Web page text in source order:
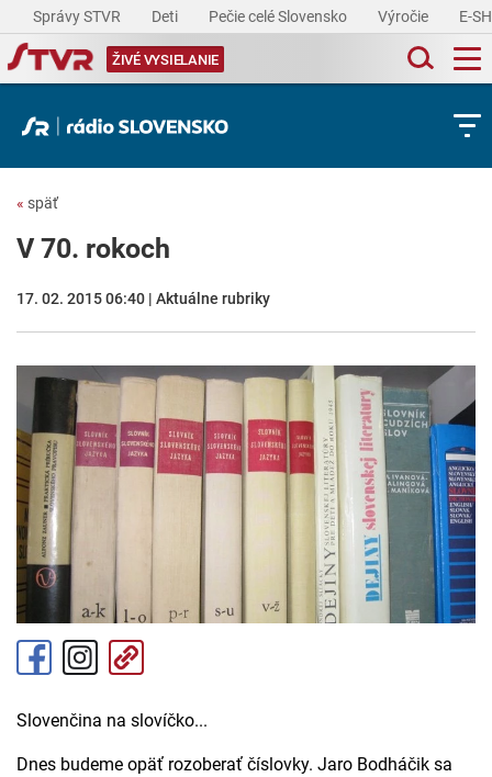
Správy STVR Deti Pečie celé Slovensko Výročie E-
ŽIVÉ VYSIELANIE
« späť
V 70. rokoch
17. 02. 2015 06:40 | Aktuálne rubriky
Slovenčina na slovíčko...
Dnes budeme opäť rozoberať číslovky. Jaro Bodháčik sa